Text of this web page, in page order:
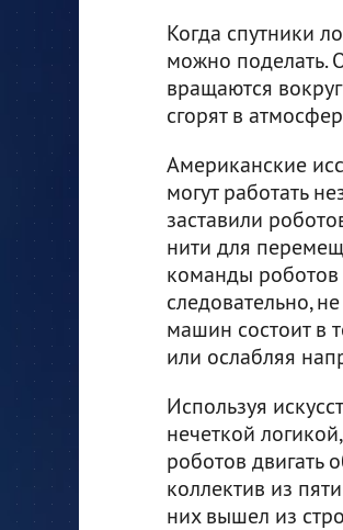
Когда спутники
можно поделать.
вращаются
сгорят в
Американские
могут работать
заставили
нити для
команды роботов
следовательно,
машин состоит в
или ослабляя
Используя
нечеткой
роботов двигать
коллектив из
них вышел из